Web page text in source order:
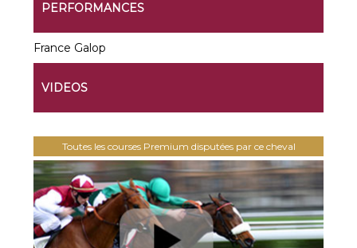
PERFORMANCES
France Galop
VIDEOS
Toutes les courses Premium disputées par ce cheval